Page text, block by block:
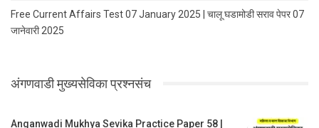
Free Current Affairs Test 07 January 2025 | चालू घडामोडी सराव पेपर 07
जानेवारी 2025
अंगणवाडी मुख्यसेविका प्रश्नसंच
Anganwadi Mukhya Sevika Practice Paper 58 |